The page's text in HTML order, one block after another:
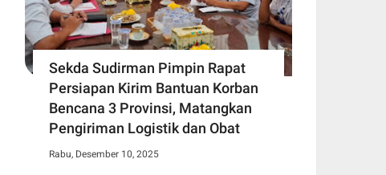
Sekda Sudirman Pimpin Rapat
Persiapan Kirim Bantuan Korban
Bencana 3 Provinsi, Matangkan
Pengiriman Logistik dan Obat
Rabu, Desember 10, 2025